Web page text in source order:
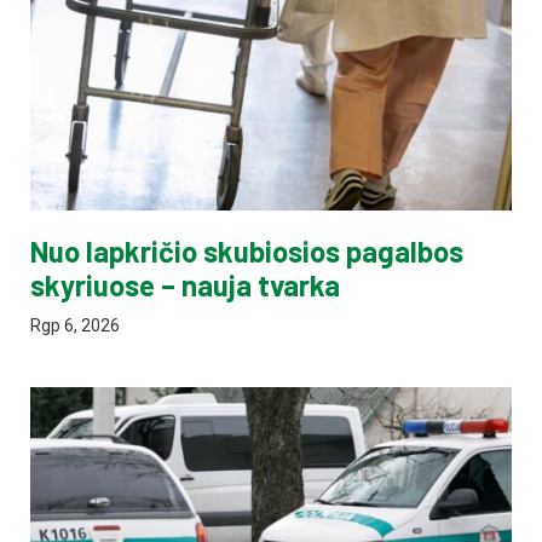
Nuo lapkričio skubiosios pagalbos
skyriuose – nauja tvarka
Rgp 6, 2026